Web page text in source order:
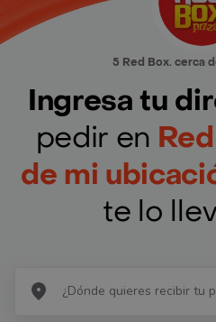
5 Red Box. cerca
Ingresa tu
pedir en
de mi
te lo